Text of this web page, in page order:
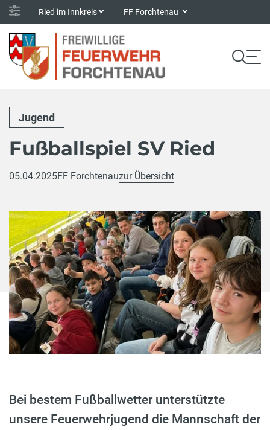
Ried im Innkreis FF Forchtenau
Jugend
Fußballspiel SV Ried
05.04.2025FF Forchtenauzur Übersicht
Bei bestem Fußballwetter unterstützte
unsere Feuerwehrjugend die Mannschaft der